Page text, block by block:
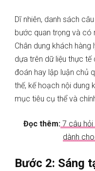
Dĩ nhiên, danh sách
bước quan trọng và có
Chân dung khách
dựa trên dữ liệu thực tế
đoán hay lập luận chủ
thế, kế hoạch nội dung
mục tiêu cụ thể và
Đọc thêm: 7 câu hỏi
dành
Bước 2: Sáng